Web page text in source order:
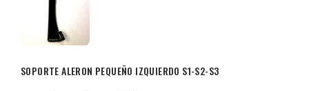
SOPORTE ALERON PEQUEÑO IZQUIERDO S1-S2-S3